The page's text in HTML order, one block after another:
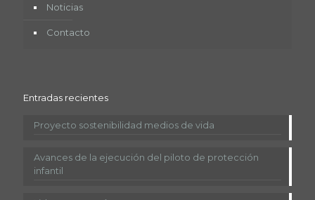
Noticias
Contacto
Entradas recientes
Proyecto sostenibilidad medios de vida
Avances de la ejecución del piloto de protección
infantil